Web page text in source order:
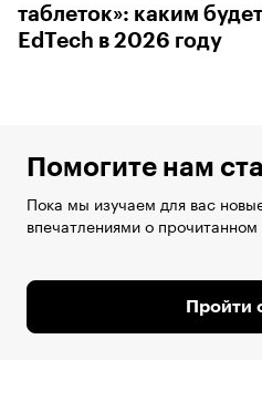
таблеток»: каким будет
EdTech в 2026 году
Помогите нам
Пока мы изучаем для вас
впечатлениями о прочитанном
Пройти